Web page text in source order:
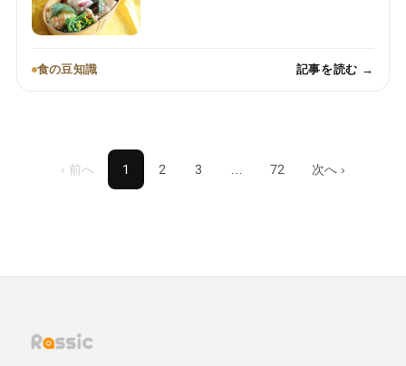
食の豆知識 記事を読む →
‹ 前へ 1 2 3 72 次へ ›